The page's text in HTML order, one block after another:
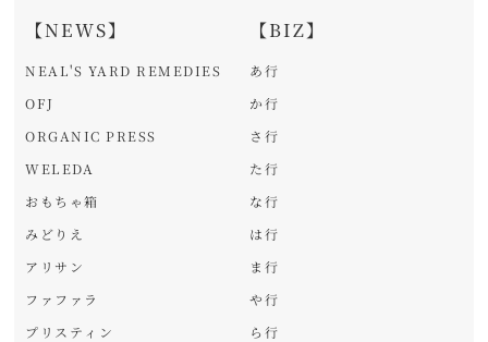
【NEWS】
NEAL'S YARD REMEDIES
OFJ
ORGANIC PRESS
WELEDA
おもちゃ箱
みどりえ
アリサン
ファファラ
プリスティン
【BIZ】
あ行
か行
さ行
た行
な行
は行
ま行
や行
ら行